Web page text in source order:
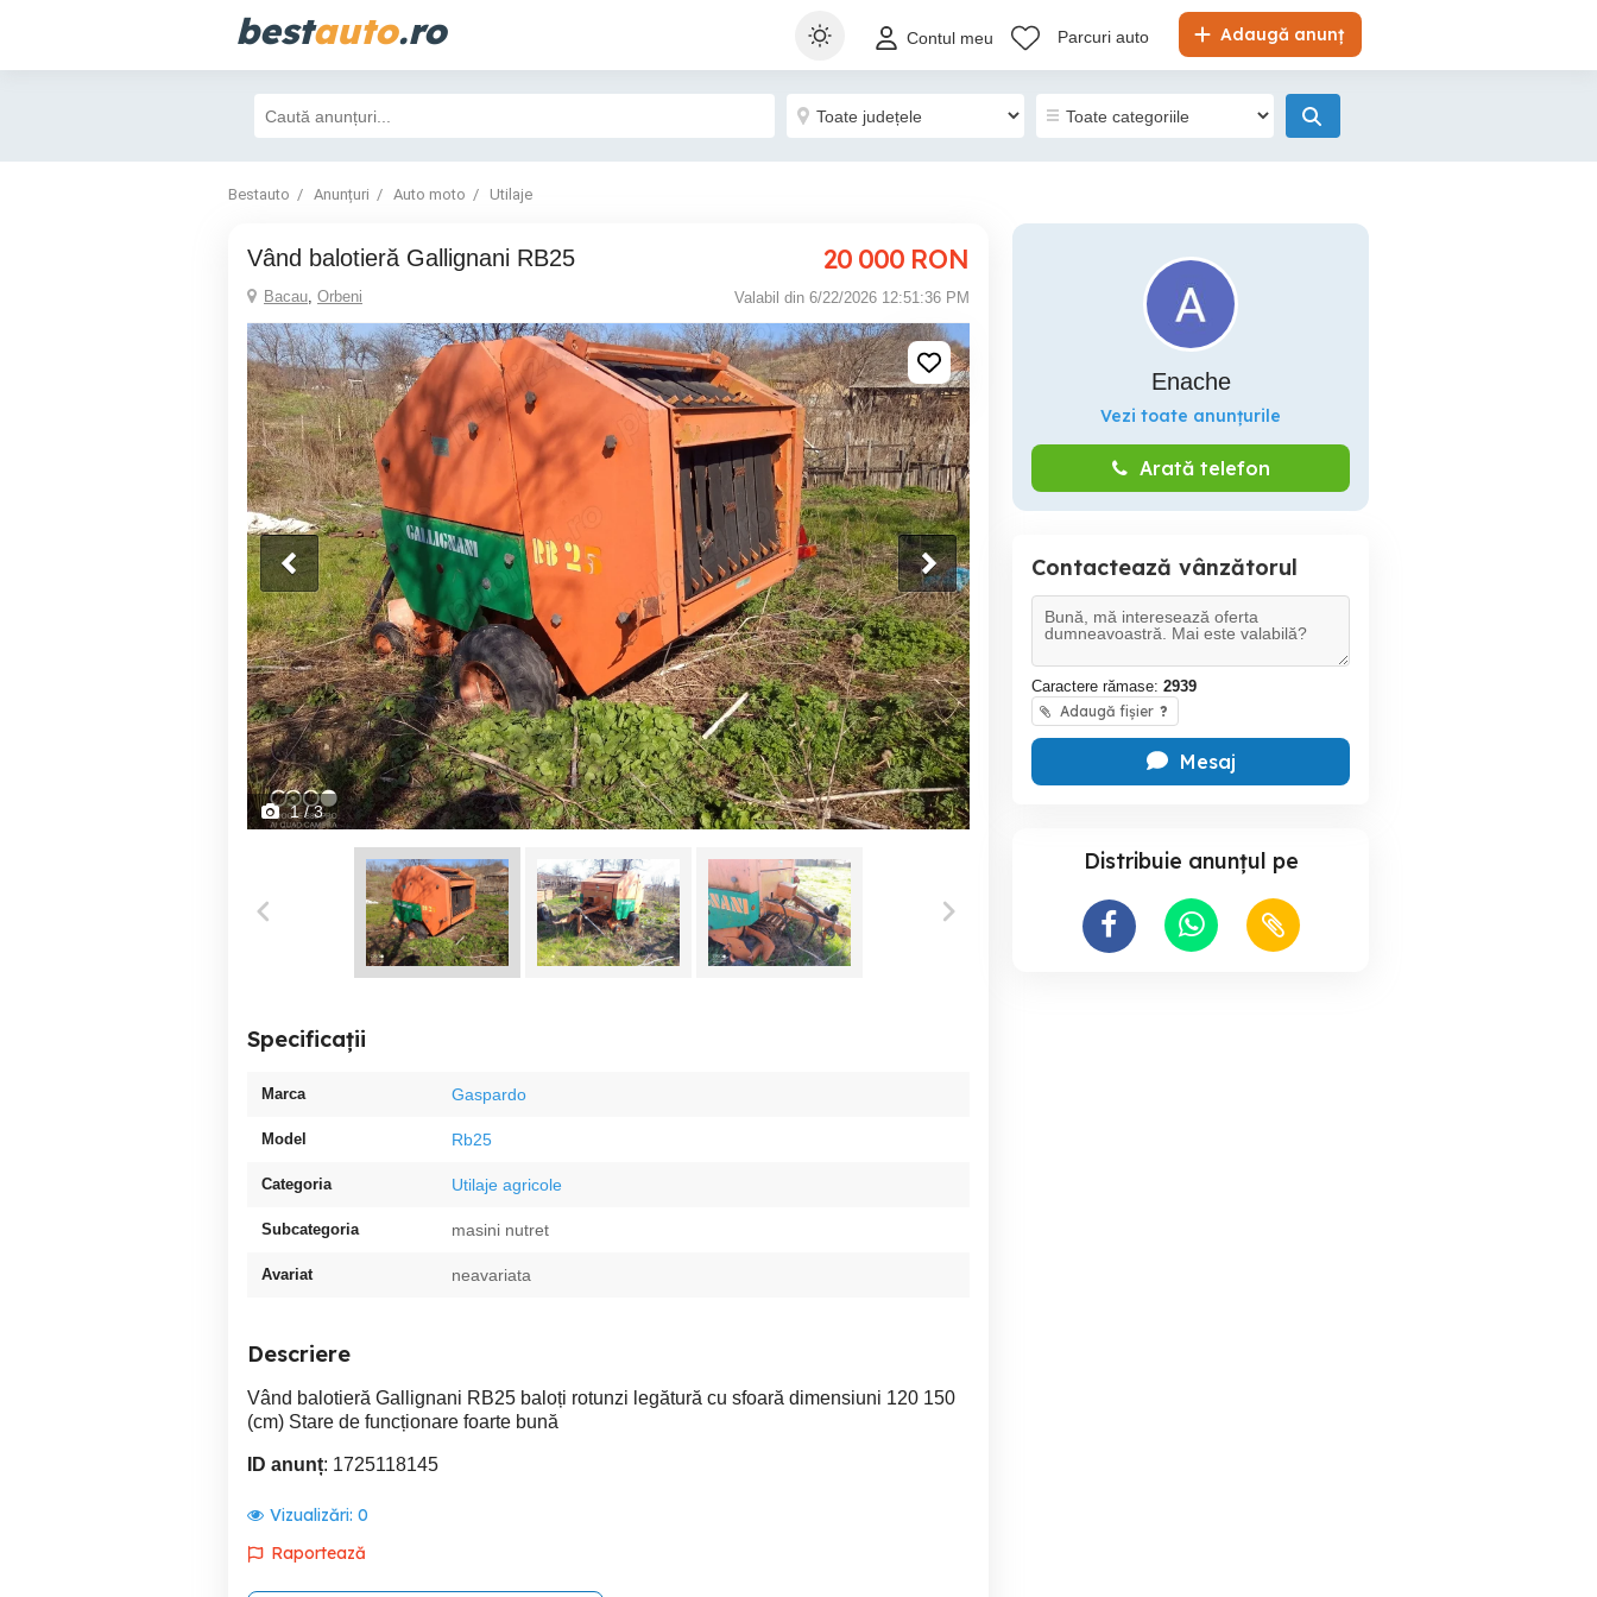
bestauto.ro Adaugă anunț
Contul meu Parcuri auto
Bestauto Anunțuri Auto moto Utilaje
Vând balotieră Gallignani RB25 20 000 RON
Bacau, Orbeni Valabil din 6/22/2026 12:51:36 PM
1/ 3
Specificații
Marca Gaspardo
Model Rb25
Categoria Utilaje agricole
Subcategoria masini nutret
Avariat neavariata
Descriere
Vând balotieră Gallignani RB25 baloți rotunzi legătură cu sfoară dimensiuni 120 150
(cm) Stare de funcționare foarte bună
ID anunț: 1725118145
Vizualizări: 0
Raportează
Enache
Vezi toate anunțurile
Arată telefon
Contactează vânzătorul
Caractere rămase: 2939
Adaugă fișier ?
Mesaj
Distribuie anunțul pe